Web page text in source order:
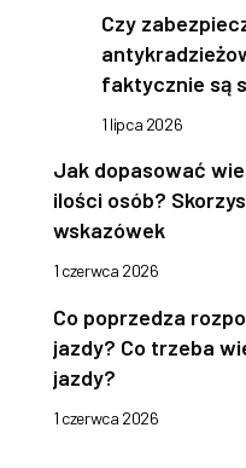
Czy
faktycznie są
1 lipca 2026
Jak dopasować
ilości osób?
wskazówek
1 czerwca 2026
Co poprzedza
jazdy? Co trzeba
jazdy?
1 czerwca 2026